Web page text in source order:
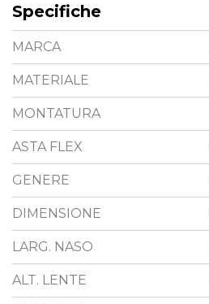
Specifiche
MARCA
MATERIALE
MONTATURA
ASTA FLEX
GENERE
DIMENSIONE
LARG. NASO
ALT. LENTE